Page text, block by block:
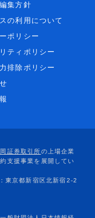
集方針
の利用について
ポリシー
ティポリシー
排除ポリシー